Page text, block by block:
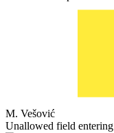
M. Vešović
Unallowed field entering